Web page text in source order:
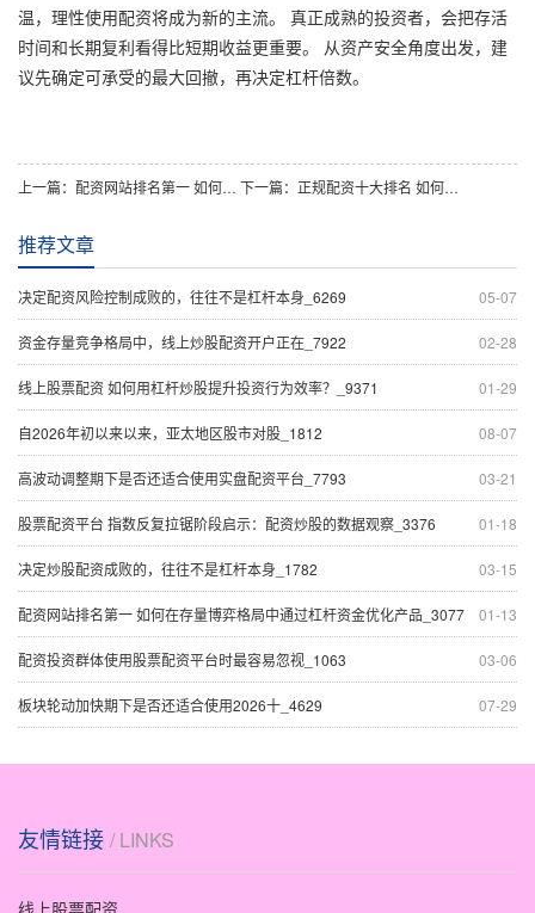
温，理性使用配资将成为新的主流。 真正成熟的投资者，会把存活
时间和长期复利看得比短期收益更重要。 从资产安全角度出发，建
议先确定可承受的最大回撤，再决定杠杆倍数。
上一篇： 配资网站排名第一 如何在存量博弈格局中通过杠杆资金优化产品_3077 下一篇： 正规配资十大排名 如何在震荡市环境中通过股票配资优化账户管_1952
推荐文章
05-07
决定配资风险控制成败的，往往不是杠杆本身_6269
02-28
资金存量竞争格局中，线上炒股配资开户正在_7922
01-29
线上股票配资 如何用杠杆炒股提升投资行为效率？_9371
08-07
自2026年初以来以来，亚太地区股市对股_1812
03-21
高波动调整期下是否还适合使用实盘配资平台_7793
01-18
股票配资平台 指数反复拉锯阶段启示：配资炒股的数据观察_3376
03-15
决定炒股配资成败的，往往不是杠杆本身_1782
01-13
配资网站排名第一 如何在存量博弈格局中通过杠杆资金优化产品_3077
03-06
配资投资群体使用股票配资平台时最容易忽视_1063
07-29
板块轮动加快期下是否还适合使用2026十_4629
友情链接 / LINKS
线上股票配资